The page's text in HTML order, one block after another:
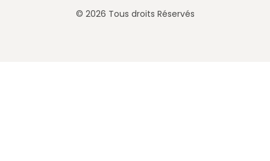
© 2026 Tous droits Réservés